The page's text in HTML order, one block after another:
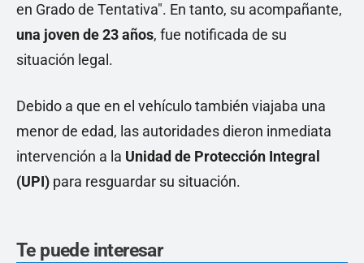
en Grado de Tentativa". En tanto, su acompañante,
una joven de 23 años, fue notificada de su
situación legal.
Debido a que en el vehículo también viajaba una
menor de edad, las autoridades dieron inmediata
intervención a la Unidad de Protección Integral
(UPI) para resguardar su situación.
Te puede interesar